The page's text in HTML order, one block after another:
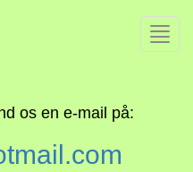
os en e-mail på: